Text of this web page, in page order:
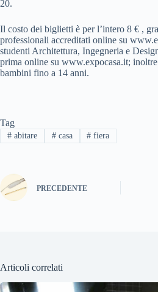
20.
Il costo dei biglietti è per l’intero 8 € ,
professionali accreditati online su
studenti Architettura, Ingegneria e
prima online su www.expocasa.it;
bambini fino a 14 anni.
Tag
#abitare #casa # fiera
PRECEDENTE
Articoli correlati